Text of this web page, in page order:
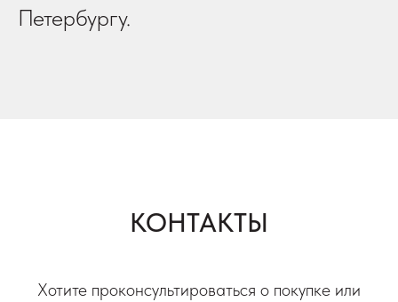
Петербургу.
КОНТАКТЫ
Хотите проконсультироваться о покупке или